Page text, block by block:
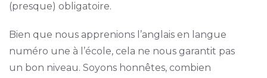
(presque) obligatoire.
Bien que nous apprenions l’anglais en langue
numéro une à l’école, cela ne nous garantit pas
un bon niveau. Soyons honnêtes, combien